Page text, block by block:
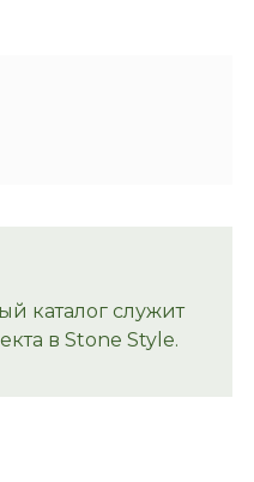
каталог служит
в Stone Style.